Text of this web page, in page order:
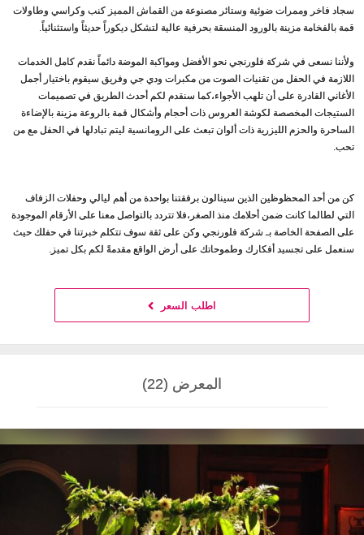
سجاد فاخر وممرات ضوئية وستائر مصنوعة من القماش المميز كنب وكراسي وطاولات
قمة بالفخامة مزينة بالورود المنسقة بحرفية عالية لتشكل ديكوراً حديثاً واستثنائياً.
ولأننا نسعى في شركة فلورنجي نحو الأفضل ومواكبة الموضة دائماً نقدم كامل الخدمات
اللازمة في الحفل من تقنيات الصوت من مكبرات ودي جي وفريق سيقوم باختيار أجمل
الأغاني القادرة على أن تلهب الأجواء،كما سنقدم لكم أحدث الطريق في تصميمات
الستيجات المخصصة لكوشة العروس ذات أحجام وأشكال قمة بالروعة مزينة بالإضاءة
الساحرة والحزم الليزرية ذات ألوان تبعث على الرومانسية ليتم تبادلها في الحفل مع من
تحب.
كن من أحد المحظوظين الذين سينالون برفقتنا بواحدة من أهم ليالي وحفلات الزفاف
التي لطالما كانت ضمن أحلامك منذ الصغر،فلا تتردد بالتواصل معنا على الأرقام الموجودة
على الصفحة الخاصة بـ شركة فلورنجي وكن على ثقة سوف تتكلم خبرتنا في حفلك حيث
سنعمل على تجسيد أفكارك وطموحاتك على أرض الواقع مقدمةً لكم بكل تميز.
اطلب السعر
المعرض (22)